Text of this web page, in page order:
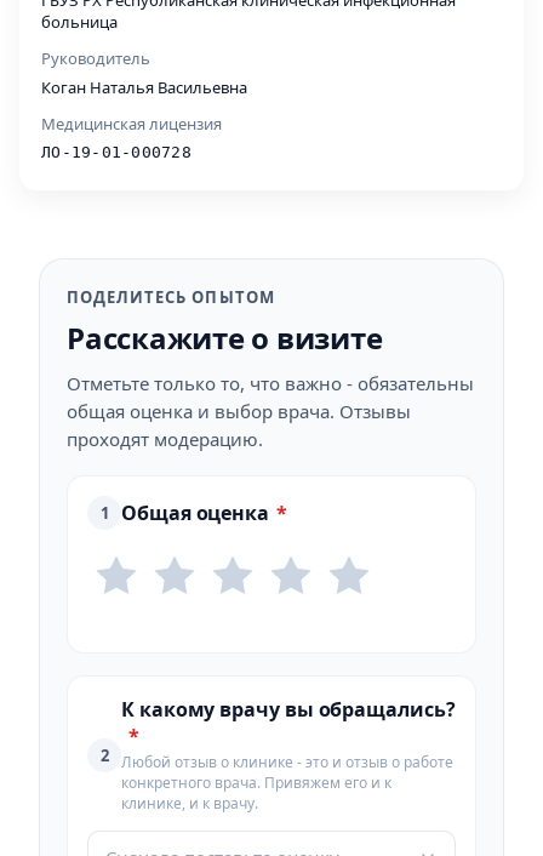
больница
Руководитель
Коган Наталья Васильевна
Медицинская лицензия
ЛО-19-01-000728
ПОДЕЛИТЕСЬ ОПЫТОМ
Расскажите о визите
Отметьте только то, что важно - обязательны
общая оценка и выбор врача. Отзывы
проходят модерацию.
1 Общая оценка *
2
К какому врачу вы обращались?
*
Любой отзыв о клинике - это и отзыв о работе
конкретного врача. Привяжем его и к
клинике, и к врачу.